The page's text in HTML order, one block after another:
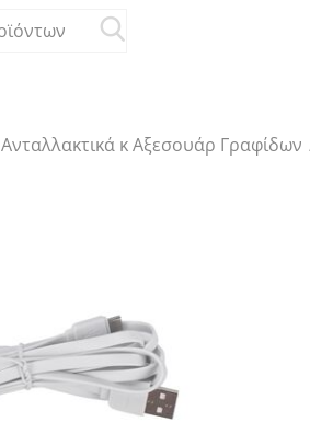
Ανταλλακτικά κ Αξεσουάρ Γραφίδων